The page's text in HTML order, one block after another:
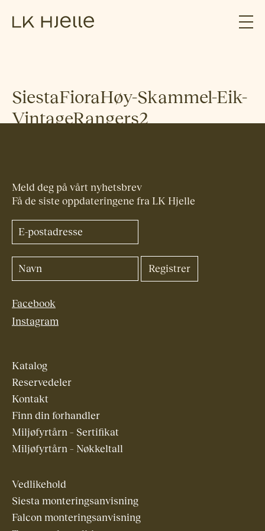
SiestaFioraHøy-Skammel-Eik-
VintageRangers2
Meld deg på vårt nyhetsbrev
Få de siste oppdateringene fra LK Hjelle
Facebook
Instagram
Katalog
Reservedeler
Kontakt
Finn din forhandler
Miljøfyrtårn – Sertifikat
Miljøfyrtårn – Nøkkeltall
Vedlikehold
Siesta monteringsanvisning
Falcon monteringsanvisning